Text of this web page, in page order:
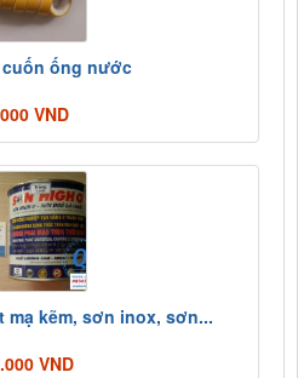
cuốn ống nước
VND
mạ kẽm, sơn inox, sơn...
VND